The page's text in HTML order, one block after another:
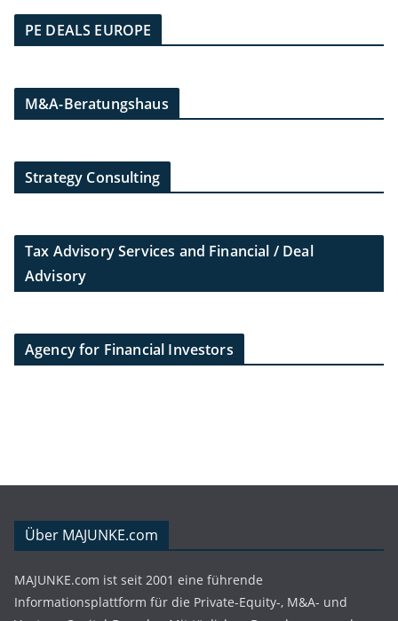
PE DEALS EUROPE
M&A-Beratungshaus
Strategy Consulting
Tax Advisory Services and Financial / Deal
Advisory
Agency for Financial Investors
Über MAJUNKE.com
MAJUNKE.com ist seit 2001 eine führende
Informationsplattform für die Private-Equity-, M&A- und